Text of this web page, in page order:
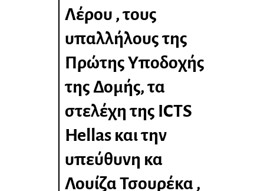
Λέρου , τους
υπαλλήλους της
Πρώτης Υποδοχής
της Δομής, τα
στελέχη της ICTS
Hellas και την
υπεύθυνη κα
Λουίζα Τσουρέκα ,